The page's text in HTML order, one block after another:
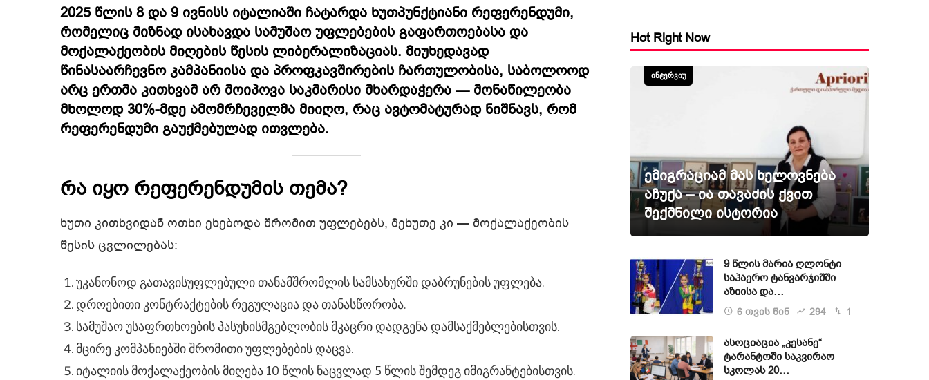
2025 წლის 8 და 9 ივნისს იტალიაში ჩატარდა ხუთპუნქტიანი რეფერენდუმი,
რომელიც მიზნად ისახავდა სამუშაო უფლებების გაფართოებასა და
მოქალაქეობის მიღების წესის ლიბერალიზაციას. მიუხედავად
წინასაარჩევნო კამპანიისა და პროფკავშირების ჩართულობისა, საბოლოოდ
არც ერთმა კითხვამ არ მოიპოვა საკმარისი მხარდაჭერა — მონაწილეობა
მხოლოდ 30%-მდე ამომრჩეველმა მიიღო, რაც ავტომატურად ნიშნავს, რომ
რეფერენდუმი გაუქმებულად ითვლება.
რა იყო რეფერენდუმის თემა?
ხუთი კითხვიდან ოთხი ეხებოდა შრომით უფლებებს, მეხუთე კი — მოქალაქეობის
წესის ცვლილებას:
უკანონოდ გათავისუფლებული თანამშრომლის სამსახურში დაბრუნების უფლება.
დროებითი კონტრაქტების რეგულაცია და თანასწორობა.
სამუშაო უსაფრთხოების პასუხისმგებლობის მკაცრი დადგენა დამსაქმებლებისთვის.
მცირე კომპანიებში შრომითი უფლებების დაცვა.
იტალიის მოქალაქეობის მიღება 10 წლის ნაცვლად 5 წლის შემდეგ იმიგრანტებისთვის.
Hot Right Now
ᲘᲜᲢᲔᲠᲕᲘᲣ
ემიგრაციამ მას ხელოვნება
აჩუქა – ია თავაძის ქვით
შექმნილი ისტორია
9 წლის მარია ღლონტი
საჰაერო ტანვარჯიშში
აზიისა და…
6 თვის წინ 294 1
ასოციაცია „კესანე“
ტარანტოში საკვირაო
სკოლას 20…